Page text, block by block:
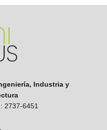
Industria y
2737-6451